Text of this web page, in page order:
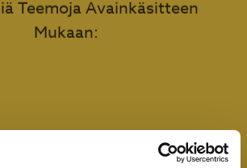
Teemoja Avainkäsitteen
Mukaan: